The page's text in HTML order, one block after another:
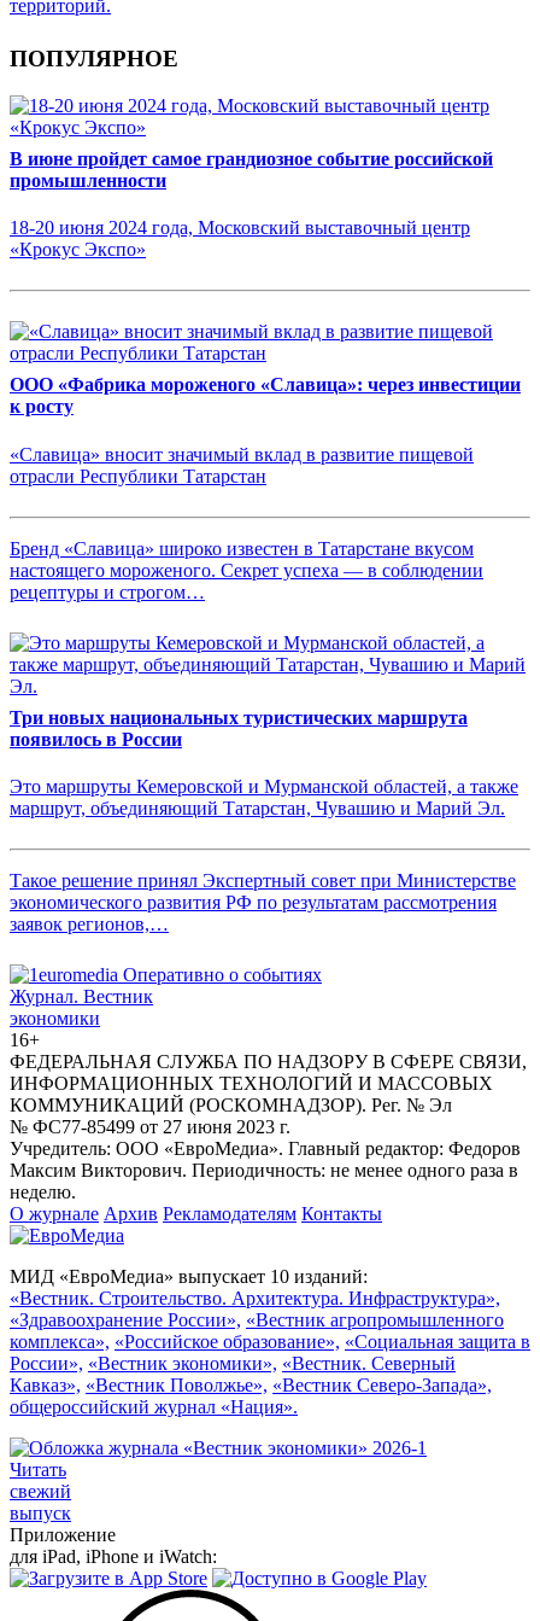
территорий.
ПОПУЛЯРНОЕ
В июне пройдет самое грандиозное событие российской
промышленности
18-20 июня 2024 года, Московский выставочный центр
«Крокус Экспо»
ООО «Фабрика мороженого «Славица»: через инвестиции
к росту
«Славица» вносит значимый вклад в развитие пищевой
отрасли Республики Татарстан
Бренд «Славица» широко известен в Татарстане вкусом
настоящего мороженого. Секрет успеха — в соблюдении
рецептуры и строгом…
Три новых национальных туристических маршрута
появилось в России
Это маршруты Кемеровской и Мурманской областей, а также
маршрут, объединяющий Татарстан, Чувашию и Марий Эл.
Такое решение принял Экспертный совет при Министерстве
экономического развития РФ по результатам рассмотрения
заявок регионов,…
Журнал. Вестник
экономики
16+
ФЕДЕРАЛЬНАЯ СЛУЖБА ПО НАДЗОРУ В СФЕРЕ СВЯЗИ,
ИНФОРМАЦИОННЫХ ТЕХНОЛОГИЙ И МАССОВЫХ
КОММУНИКАЦИЙ (РОСКОМНАДЗОР). Рег. № Эл
№ ФС77-85499 от 27 июня 2023 г.
Учредитель: ООО «ЕвроМедиа». Главный редактор: Федоров
Максим Викторович. Периодичность: не менее одного раза в
неделю.
О журнале Архив Рекламодателям Контакты
МИД «ЕвроМедиа» выпускает 10 изданий:
«Вестник. Строительство. Архитектура. Инфраструктура»,
«Здравоохранение России», «Вестник агропромышленного
комплекса», «Российское образование», «Социальная защита в
России», «Вестник экономики», «Вестник. Северный
Кавказ», «Вестник Поволжье», «Вестник Северо-Запада»,
общероссийский журнал «Нация».
Читать
свежий
выпуск
Приложение
для iPad, iPhone и iWatch: